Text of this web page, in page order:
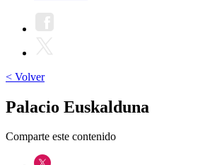
< Volver
Palacio Euskalduna
Comparte este contenido